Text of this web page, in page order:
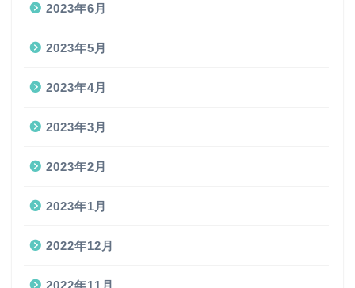
2023年6月
2023年5月
2023年4月
2023年3月
2023年2月
2023年1月
2022年12月
2022年11月